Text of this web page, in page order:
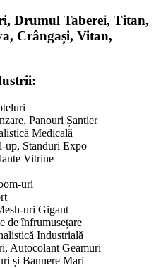
Drumul Taberei, Titan,
Crângași, Vitan,
Panouri Șantier
Medicală
up, Standuri Expo
Vitrine
uri
uri Gigant
de înfrumusețare
Industrială
Autocolant Geamuri
și Bannere Mari